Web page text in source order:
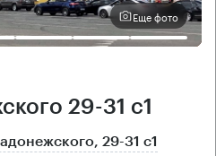
Еще фото
29-31 с1
29-31 с1